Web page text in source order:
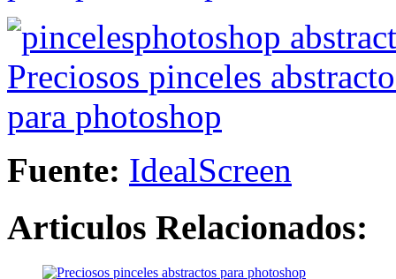
Fuente: IdealScreen
Articulos Relacionados: